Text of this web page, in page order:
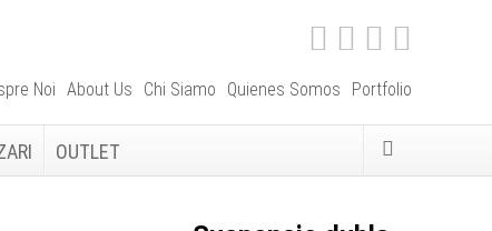
Noi About Us Chi Siamo Quienes Somos Portfolio
OUTLET